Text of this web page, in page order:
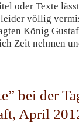
oder Texte
völlig
König
Zeit nehmen
bei der
April